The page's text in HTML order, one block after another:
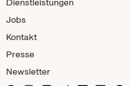
Dienstleistungen
Jobs
Kontakt
Presse
Newsletter